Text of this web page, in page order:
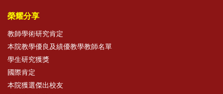
榮耀分享
教師學術研究肯定
本院教學優良及績優教學教師名單
學生研究獲獎
國際肯定
本院獲選傑出校友